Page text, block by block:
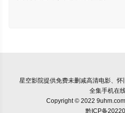
星空影院提供免费未删减高清电影、
全集手机在
Copyright © 2022
黔ICP备